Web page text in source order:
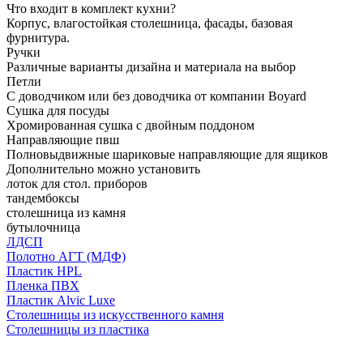
Что входит в комплект кухни?
Корпус, влагостойкая столешница, фасады, базовая
фурнитура.
Ручки
Различные варианты дизайна и материала на выбор
Петли
С доводчиком или без доводчика от компании Boyard
Сушка для посуды
Хромированная сушка с двойным поддоном
Направляющие пвш
Полновыдвижные шариковые направляющие для ящиков
Дополнительно можно установить
лоток для стол. приборов
тандембоксы
столешница из камня
бутылочница
ЛДСП
Полотно АГТ (МДФ)
Пластик HPL
Пленка ПВХ
Пластик Alvic Luxe
Столешницы из искусственного камня
Столешницы из пластика